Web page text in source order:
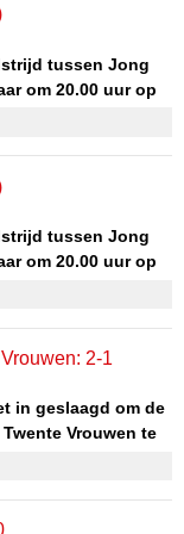
tussen Jong
om 20.00 uur op
Sports te volgen
mee!
Taylor,
Thethani.
tussen Jong
om 20.00 uur op
Sports te volgen
mee!
Taylor,
Thethani.
2-1
in geslaagd om de
Vrouwen te
werd gestaakt
is het gat